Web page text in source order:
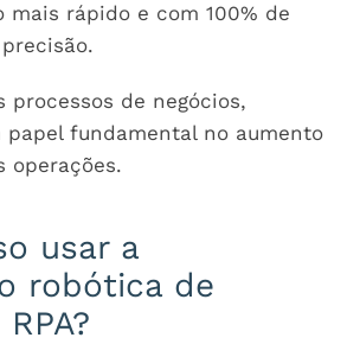
mais rápido e com 100% de
processos de negócios,
papel fundamental no aumento
operações.
usar a
robótica de